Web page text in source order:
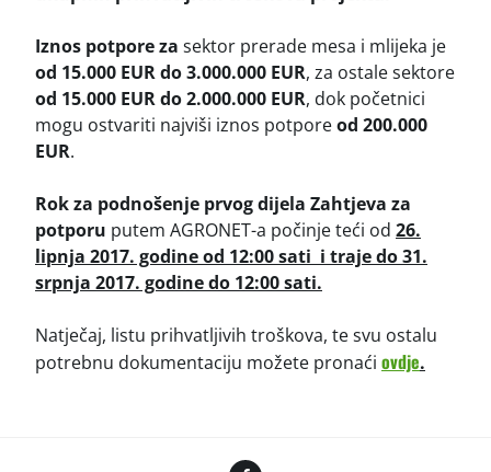
Iznos potpore za sektor prerade mesa i mlijeka je
od 15.000 EUR do 3.000.000 EUR, za ostale sektore
od 15.000 EUR do 2.000.000 EUR, dok početnici
mogu ostvariti najviši iznos potporeod 200.000
EUR.
Rok za podnošenje prvog dijela Zahtjeva za
potporu putem AGRONET-a počinje teći od 26.
lipnja 2017. godine od 12:00 sati i traje do 31.
srpnja 2017. godine do 12:00 sati.
Natječaj, listu prihvatljivih troškova, te svu ostalu
potrebnu dokumentaciju možete pronaći ovdje.